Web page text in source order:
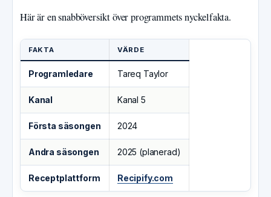
Här är en snabböversikt över programmets nyckelfakta.
FAKTA VÄRDE
Programledare Tareq Taylor
Kanal Kanal 5
Första säsongen 2024
Andra säsongen 2025 (planerad)
Receptplattform Recipify.com